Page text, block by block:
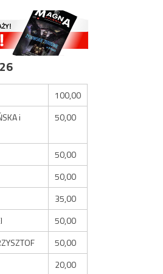
100,00
i
50,00
50,00
50,00
35,00
50,00
50,00
20,00